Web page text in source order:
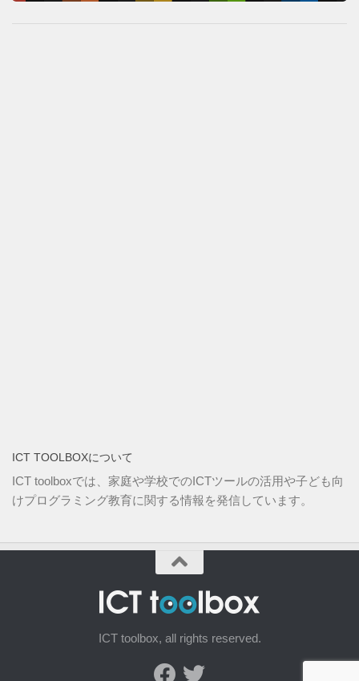
ICT TOOLBOXについて
ICT toolboxでは、家庭や学校でのICTツールの活用や子ども向
けプログラミング教育に関する情報を発信しています。
ICT toolbox, all rights reserved.